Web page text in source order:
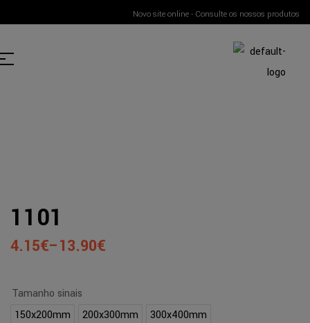
Novo site online - Consulte os nossos produtos
1101
4.15€–13.90€
Tamanho sinais
150x200mm
200x300mm 300x400mm